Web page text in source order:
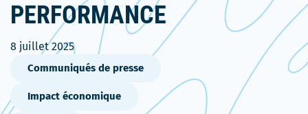
PERFORMANCE
8 juillet 2025
Communiqués de presse
Impact économique